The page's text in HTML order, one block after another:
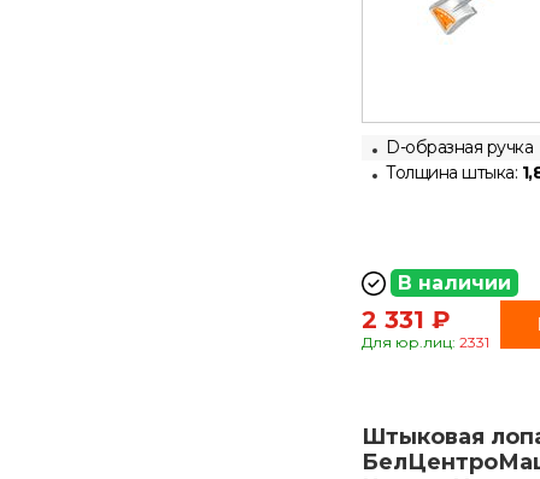
D-образная ручка
Толщина штыка:
В наличии
2 331 ₽
Для юр.лиц: 2331
Штыковая